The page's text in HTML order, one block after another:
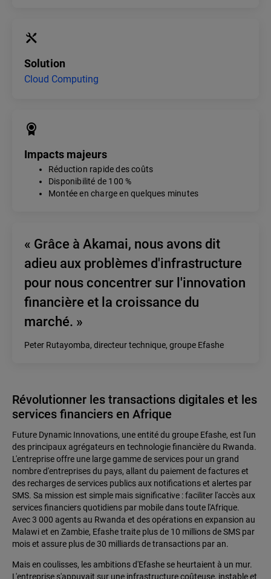
« Grâce à Akamai, nous avons dit
adieu aux problèmes d'infrastructure
pour nous concentrer sur l'innovation
financière et la croissance du
marché. »
Peter Rutayomba, directeur technique, groupe Efashe
Révolutionner les transactions digitales et les
services financiers en Afrique
Future Dynamic Innovations, une entité du groupe Efashe, est l'un
des principaux agrégateurs en technologie financière du Rwanda.
L'entreprise offre une large gamme de services pour un grand
nombre d'entreprises du pays, allant du paiement de factures et
des recharges de services publics aux notifications et alertes par
SMS. Sa mission est simple mais significative : faciliter l'accès aux
services financiers quotidiens par mobile dans toute l'Afrique.
Avec 3 000 agents au Rwanda et des opérations en expansion au
Malawi et en Zambie, Efashe traite plus de 10 millions de SMS par
mois et assure plus de 30 milliards de transactions par an.
Mais en coulisses, les ambitions d'Efashe se heurtaient à un mur.
L'entreprise s'appuyait sur une infrastructure coûteuse, instable et
Solution
Cloud Computing
Impacts majeurs
Réduction rapide des coûts
Disponibilité de 100 %
Montée en charge en quelques minutes